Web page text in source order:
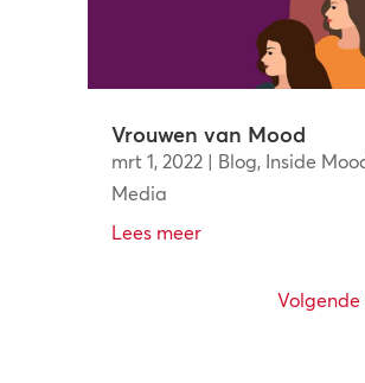
Vrouwen van Mood
mrt 1, 2022| Blog, Inside
Media
Lees meer
Volgende